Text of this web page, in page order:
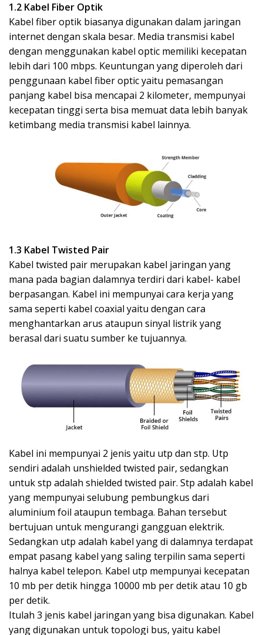
1.2 Kabel Fiber Optik
Kabel fiber optik biasanya digunakan dalam jaringan
internet dengan skala besar. Media transmisi kabel
dengan menggunakan kabel optic memiliki kecepatan
lebih dari 100 mbps. Keuntungan yang diperoleh dari
penggunaan kabel fiber optic yaitu pemasangan
panjang kabel bisa mencapai 2 kilometer, mempunyai
kecepatan tinggi serta bisa memuat data lebih banyak
ketimbang media transmisi kabel lainnya.
1.3 Kabel Twisted Pair
Kabel twisted pair merupakan kabel jaringan yang
mana pada bagian dalamnya terdiri dari kabel- kabel
berpasangan. Kabel ini mempunyai cara kerja yang
sama seperti kabel coaxial yaitu dengan cara
menghantarkan arus ataupun sinyal listrik yang
berasal dari suatu sumber ke tujuannya.
Kabel ini mempunyai 2 jenis yaitu utp dan stp. Utp
sendiri adalah unshielded twisted pair, sedangkan
untuk stp adalah shielded twisted pair. Stp adalah kabel
yang mempunyai selubung pembungkus dari
aluminium foil ataupun tembaga. Bahan tersebut
bertujuan untuk mengurangi gangguan elektrik.
Sedangkan utp adalah kabel yang di dalamnya terdapat
empat pasang kabel yang saling terpilin sama seperti
halnya kabel telepon. Kabel utp mempunyai kecepatan
10 mb per detik hingga 10000 mb per detik atau 10 gb
per detik.
Itulah 3 jenis kabel jaringan yang bisa digunakan. Kabel
yang digunakan untuk topologi bus, yaitu kabel